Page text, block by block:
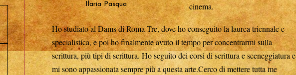
Ilaria Pasqua
cinema.
Ho studiato al Dams di Roma Tre, dove ho conseguito la laurea triennale e
specialistica, e poi ho finalmente avuto il tempo per concentrarmi sulla
scrittura, più tipi di scrittura. Ho seguito dei corsi di scrittura e sceneggiatura e
mi sono appassionata sempre più a questa arte.Cerco di mettere tutta me